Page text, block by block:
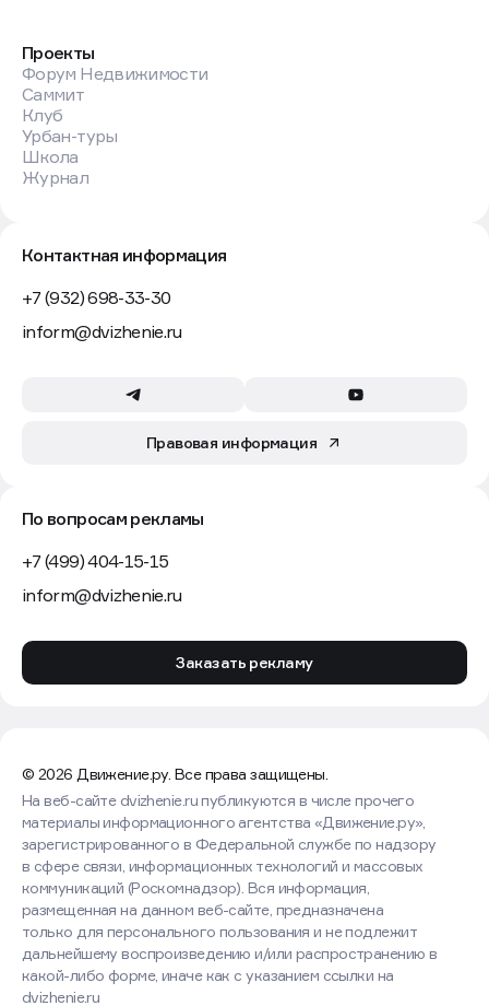
Проекты
Форум Недвижимости
Саммит
Клуб
Урбан-туры
Школа
Журнал
Контактная информация
+7 (932) 698-33-30
inform@dvizhenie.ru
Правовая информация
По вопросам рекламы
+7 (499) 404-15-15
inform@dvizhenie.ru
Заказать рекламу
© 2026 Движение.ру. Все права защищены.
На веб-сайте dvizhenie.ru публикуются в числе прочего
материалы информационного агентства «Движение.ру»,
зарегистрированного в Федеральной службе по надзору
в сфере связи, информационных технологий и массовых
коммуникаций (Роскомнадзор). Вся информация,
размещенная на данном веб-сайте, предназначена
только для персонального пользования и не подлежит
дальнейшему воспроизведению и/или распространению в
какой-либо форме, иначе как с указанием ссылки на
dvizhenie.ru